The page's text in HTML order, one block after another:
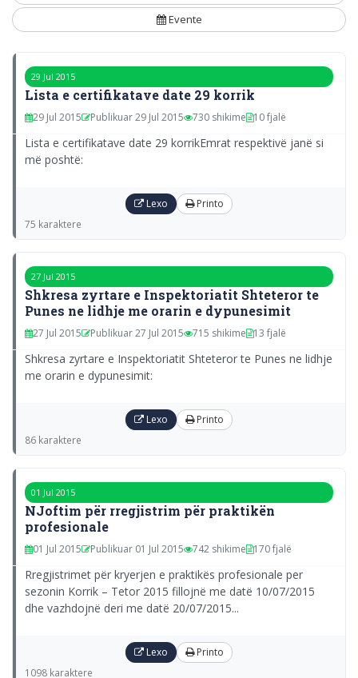
Evente
29 Jul 2015
Lista e certifikatave date 29 korrik
29 Jul 2015 Publikuar 29 Jul 2015 730 shikime 10 fjalë
Lista e certifikatave date 29 korrikEmrat respektivë janë si
më poshtë:
Lexo Printo
75 karaktere
27 Jul 2015
Shkresa zyrtare e Inspektoriatit Shteteror te
Punes ne lidhje me orarin e dypunesimit
27 Jul 2015 Publikuar 27 Jul 2015 715 shikime 13 fjalë
Shkresa zyrtare e Inspektoriatit Shteteror te Punes ne lidhje
me orarin e dypunesimit:
Lexo Printo
86 karaktere
01 Jul 2015
NJoftim për rregjistrim për praktikën
profesionale
01 Jul 2015 Publikuar 01 Jul 2015 742 shikime 170 fjalë
Rregjistrimet për kryerjen e praktikës profesionale per
sezonin Korrik – Tetor 2015 fillojnë me datë 10/07/2015
dhe vazhdojnë deri me datë 20/07/2015...
Lexo Printo
1098 karaktere